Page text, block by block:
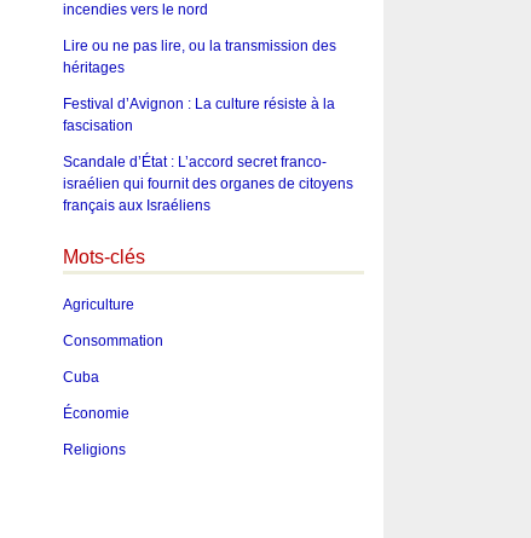
incendies vers le nord
Lire ou ne pas lire, ou la transmission des
héritages
Festival d’Avignon : La culture résiste à la
fascisation
Scandale d’État : L’accord secret franco-
israélien qui fournit des organes de citoyens
français aux Israéliens
Mots-clés
Agriculture
Consommation
Cuba
Économie
Religions